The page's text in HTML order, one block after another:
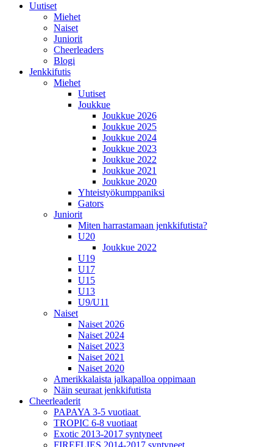
Uutiset
Miehet
Naiset
Juniorit
Cheerleaders
Blogi
Jenkkifutis
Miehet
Uutiset
Joukkue
Joukkue 2026
Joukkue 2025
Joukkue 2024
Joukkue 2023
Joukkue 2022
Joukkue 2021
Joukkue 2020
Yhteistyökumppaniksi
Gators
Juniorit
Miten harrastamaan jenkkifutista?
U20
Joukkue 2022
U19
U17
U15
U13
U9/U11
Naiset
Naiset 2026
Naiset 2024
Naiset 2023
Naiset 2021
Naiset 2020
Amerikkalaista jalkapalloa oppimaan
Näin seuraat jenkkifutista
Cheerleaderit
PAPAYA 3-5 vuotiaat
TROPIC 6-8 vuotiaat
Exotic 2013-2017 syntyneet
FIREFLIES 2014-2017 syntyneet